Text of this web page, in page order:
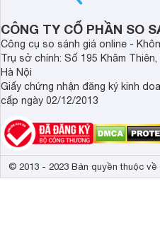
CÔNG TY CỔ PHẦN SO
Công cụ so sánh giá online -
Trụ sở chính: Số 195 Khâm
Hà Nội
Giấy chứng nhận đăng ký kinh
cấp ngày 02/12/2013
© 2013 - 2023 Bản quyền thuộc về